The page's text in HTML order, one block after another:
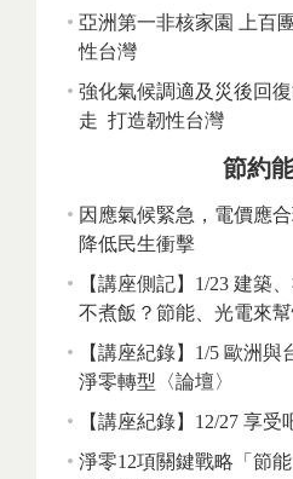
亞洲第一非核家園 上百
性台灣
強化氣候調適及災後回
走 打造韌性台灣
節約
因應氣候緊急，電價應
降低民生衝擊
【講座側記】1/23 建築
不煮飯？節能、光電來幫
【講座紀錄】1/5 歐洲
淨零轉型〈論壇〉
【講座紀錄】12/27 享受
淨零12項關鍵戰略「節